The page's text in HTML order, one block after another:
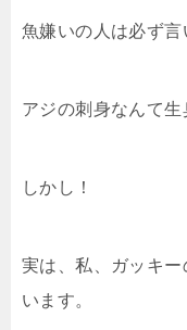
魚嫌いの人は必ず言
アジの刺身なんて
しかし！
実は、私、ガッキ
います。